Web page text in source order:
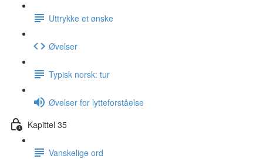
Uttrykke et ønske
Øvelser
Typisk norsk: tur
Øvelser for lytteforståelse
Kapittel 35
Vanskelige ord